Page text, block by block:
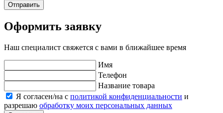
Отправить
Оформить заявку
Наш специалист свяжется с вами в ближайшее время
Имя
Телефон
Название товара
Я согласен/на с политикой конфиденциальности и
разрешаю обработку моих персональных данных